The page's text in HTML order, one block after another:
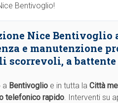
Bentivoglio!
Nice Bentivoglio
e manutenzione
scorrevoli, a battente
a Bentivoglio e in tutta la Città
telefonico rapido. Interventi su